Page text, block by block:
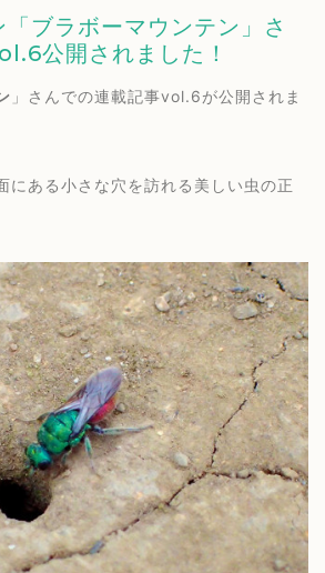
ブラボーマウンテン」さ
公開されました！
」さんでの連載記事vol.6が公開されま
にある小さな穴を訪れる美しい虫の正